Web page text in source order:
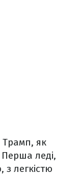
як
леді,
легкістю